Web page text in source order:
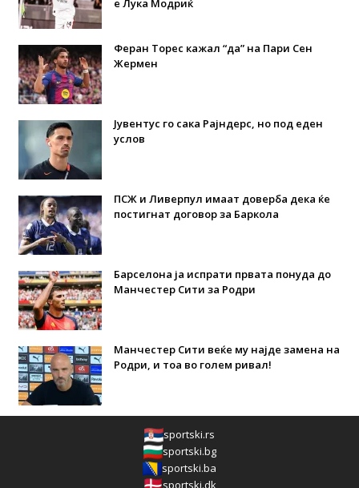
е Лука Модриќ
Феран Торес кажал “да” на Пари Сен
Жермен
Јувентус го сака Рајндерс, но под еден
услов
ПСЖ и Ливерпул имаат доверба дека ќе
постигнат договор за Баркола
Барселона ја испрати првата понуда до
Манчестер Сити за Родри
Манчестер Сити веќе му најде замена на
Родри, и тоа во голем ривал!
sportski.rs
sportski.bg
sportski.ba
sportski.dk